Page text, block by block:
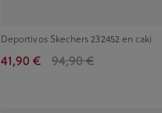
Deportivos Skechers 232452 en caki
41,90 € 94,90 €